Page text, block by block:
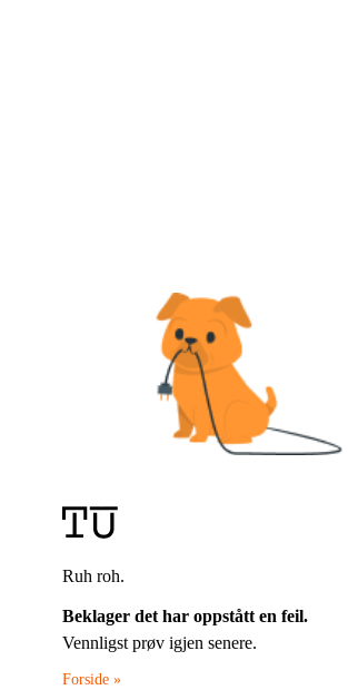
Ruh roh.
Beklager det har oppstått en feil.
Vennligst prøv igjen senere.
Forside »